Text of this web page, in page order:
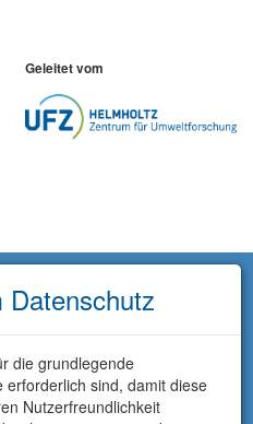
Geleitet vom
Datenschutz
die grundlegende
erforderlich sind, damit diese
Nutzerfreundlichkeit